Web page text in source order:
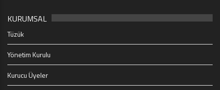
KURUMSAL
Tüzük
Yönetim Kurulu
Kurucu Üyeler